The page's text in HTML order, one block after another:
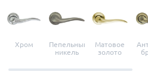
Хром
Пепельный
никель
Матовое
золото